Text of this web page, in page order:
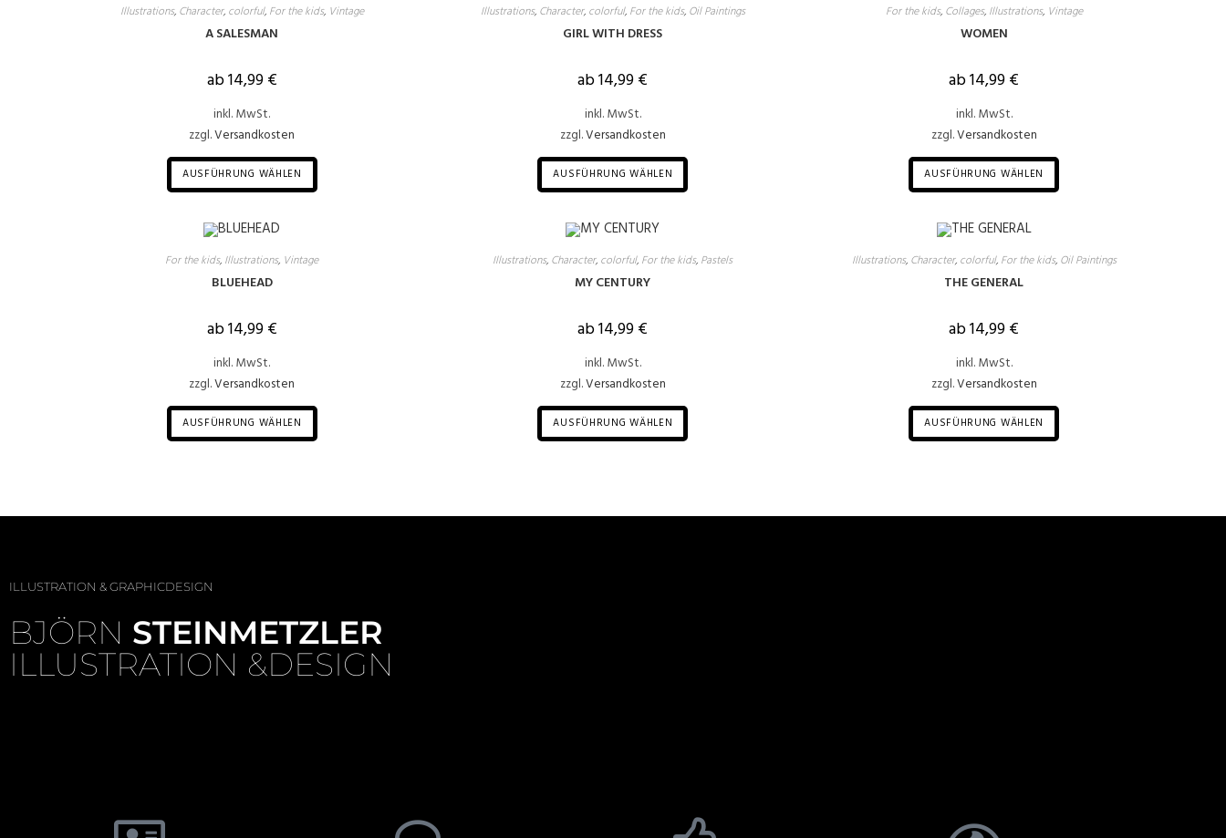
Illustrations, Character, colorful, For the kids, Vintage
A SALESMAN
ab14,99€
inkl. MwSt.
zzgl.Versandkosten
AUSFÜHRUNG WÄHLEN
Illustrations, Character, colorful, For the kids, Oil Paintings
GIRL WITH DRESS
ab14,99€
inkl. MwSt.
zzgl.Versandkosten
AUSFÜHRUNG WÄHLEN
For the kids, Collages, Illustrations, Vintage
WOMEN
ab14,99€
inkl. MwSt.
zzgl.Versandkosten
AUSFÜHRUNG WÄHLEN
For the kids, Illustrations, Vintage
BLUEHEAD
ab14,99€
inkl. MwSt.
zzgl.Versandkosten
AUSFÜHRUNG WÄHLEN
Illustrations, Character, colorful, For the kids, Pastels
MY CENTURY
ab14,99€
inkl. MwSt.
zzgl.Versandkosten
AUSFÜHRUNG WÄHLEN
Illustrations, Character, colorful, For the kids, Oil Paintings
THE GENERAL
ab14,99€
inkl. MwSt.
zzgl.Versandkosten
AUSFÜHRUNG WÄHLEN
ILLUSTRATION & GRAPHICDESIGN
BJÖRN STEINMETZLER
ILLUSTRATION &DESIGN